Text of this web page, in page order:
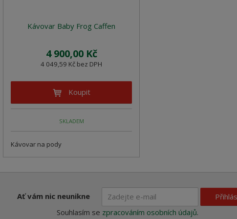
Kávovar Baby Frog Caffen
4 900,00 Kč
4 049,59 Kč bez DPH
Koupit
SKLADEM
Kávovar na pody
Ať vám nic neunikne
Souhlasím se zpracováním osobních údajů.